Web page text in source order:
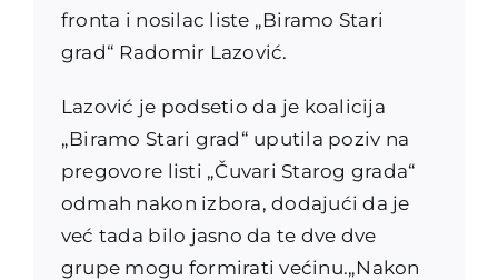
fronta i nosilac liste „Biramo Stari
grad“ Radomir Lazović.
Lazović je podsetio da je koalicija
„Biramo Stari grad“ uputila poziv na
pregovore listi „Čuvari Starog grada“
odmah nakon izbora, dodajući da je
već tada bilo jasno da te dve dve
grupe mogu formirati većinu.„Nakon